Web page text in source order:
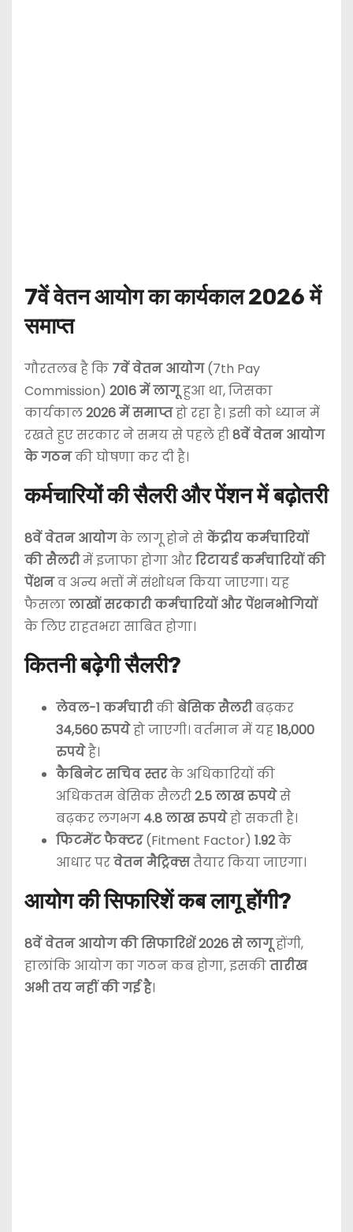
7वें वेतन आयोग का कार्यकाल 2026 में
समाप्त
गौरतलब है कि 7वें वेतन आयोग(7th Pay
Commission) 2016 में लागूहुआ था, जिसका
कार्यकाल2026 में समाप्तहो रहा है। इसी को ध्यान में
रखते हुए सरकार ने समय से पहले ही8वें वेतन आयोग
के गठनकी घोषणा कर दी है।
कर्मचारियों की सैलरी और पेंशन में बढ़ोतरी
8वें वेतन आयोगके लागू होने सेकेंद्रीय कर्मचारियों
की सैलरीमें इजाफा होगा औररिटायर्ड कर्मचारियों की
पेंशनव अन्य भत्तों में संशोधन किया जाएगा। यह
फैसलालाखों सरकारी कर्मचारियों और पेंशनभोगियों
के लिए राहतभरा साबित होगा।
कितनी बढ़ेगी सैलरी?
लेवल-1 कर्मचारीकीबेसिक सैलरीबढ़कर
34,560 रुपयेहो जाएगी। वर्तमान में यह18,000
रुपयेहै।
कैबिनेट सचिव स्तरके अधिकारियों की
अधिकतम बेसिक सैलरी2.5 लाख रुपयेसे
बढ़कर लगभग 4.8 लाख रुपयेहो सकती है।
फिटमेंट फैक्टर(Fitment Factor) 1.92के
आधार परवेतन मैट्रिक्सतैयार किया जाएगा।
आयोग की सिफारिशें कब लागू होंगी?
8वें वेतन आयोग की सिफारिशें 2026 से लागूहोंगी,
हालांकि आयोग का गठन कब होगा, इसकीतारीख
अभी तय नहीं की गई है।